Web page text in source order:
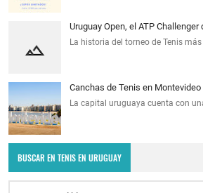
Uruguay Open, el ATP
La historia del torneo de Tenis
Canchas de Tenis en Montevideo
La capital uruguaya cuenta con
BUSCAR EN TENIS EN URUGUAY